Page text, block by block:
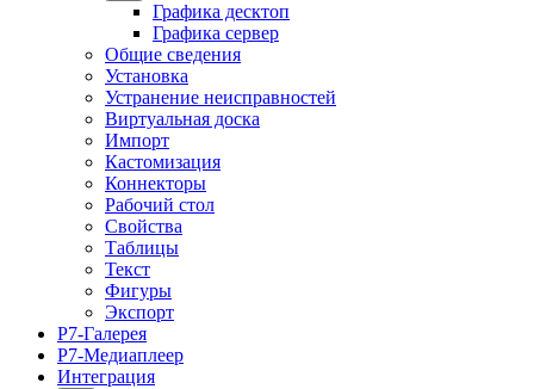
Графика десктоп
Графика сервер
Общие сведения
Установка
Устранение неисправностей
Виртуальная доска
Импорт
Кастомизация
Коннекторы
Рабочий стол
Свойства
Таблицы
Текст
Фигуры
Экспорт
Р7-Галерея
Р7-Медиаплеер
Интеграция